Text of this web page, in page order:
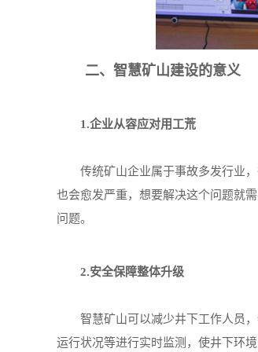
二、智慧矿山建设的意义
1.企业从容应对用工荒
传统矿山企业属于事故多发行业，
也会愈发严重，想要解决这个问题就
问题。
2.安全保障整体升级
智慧矿山可以减少井下工作人员，
运行状况等进行实时监测，使井下环